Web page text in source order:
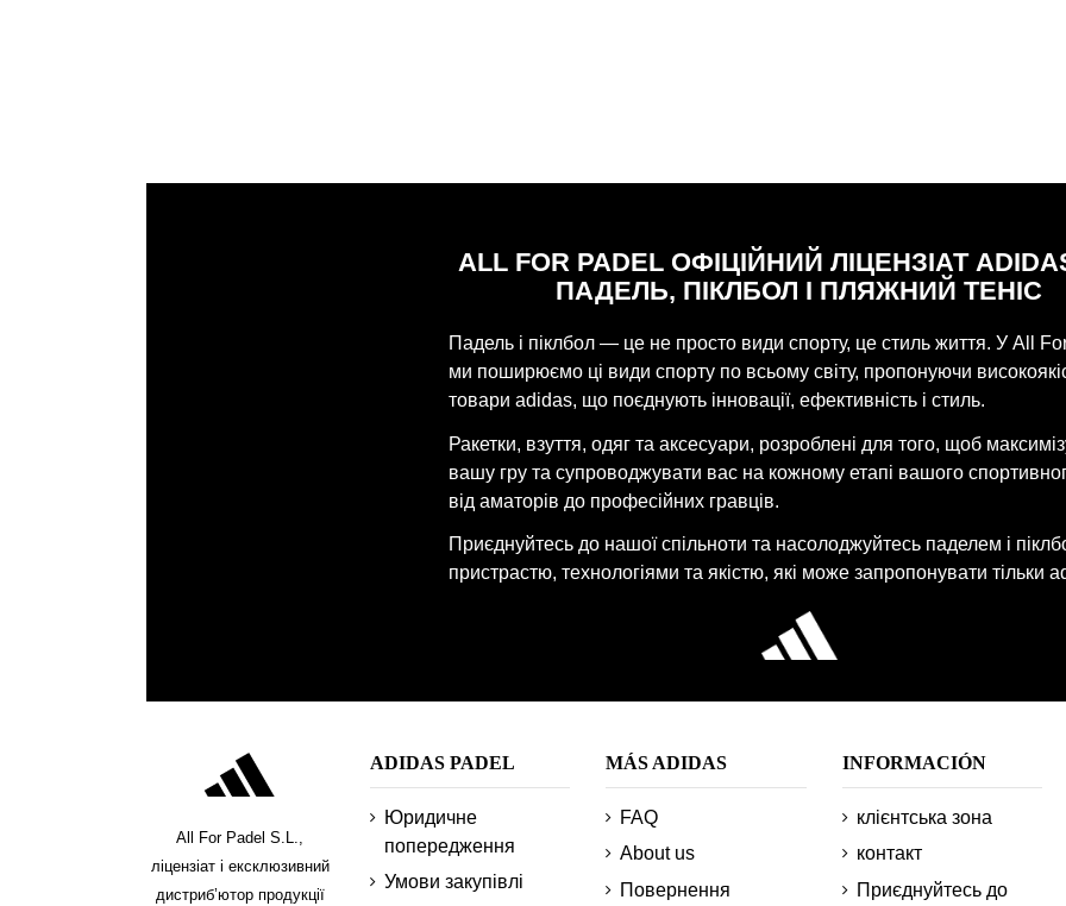
ALL FOR PADEL ОФІЦІЙНИЙ ЛІЦЕНЗІАТ
ПАДЕЛЬ, ПІКЛБОЛ І ПЛЯЖНИЙ ТЕНІС
Падель і піклбол — це не просто види спорту, це стиль життя. У All
ми поширюємо ці види спорту по всьому світу, пропонуючи
товари adidas, що поєднують інновації, ефективність і стиль.
Ракетки, взуття, одяг та аксесуари, розроблені для того, щоб
вашу гру та супроводжувати вас на кожному етапі вашого
від аматорів до професійних гравців.
Приєднуйтесь до нашої спільноти та насолоджуйтесь паделем і
пристрастю, технологіями та якістю, які може запропонувати тільки
All For Padel S.L.,
ліцензіат і ексклюзивний
дистриб’ютор продукції
ADIDAS PADEL
Юридичне
попередження
Умови закупівлі
MÁS ADIDAS
FAQ
About us
Повернення
INFORMACIÓN
клієнтська зона
контакт
Приєднуйтесь до